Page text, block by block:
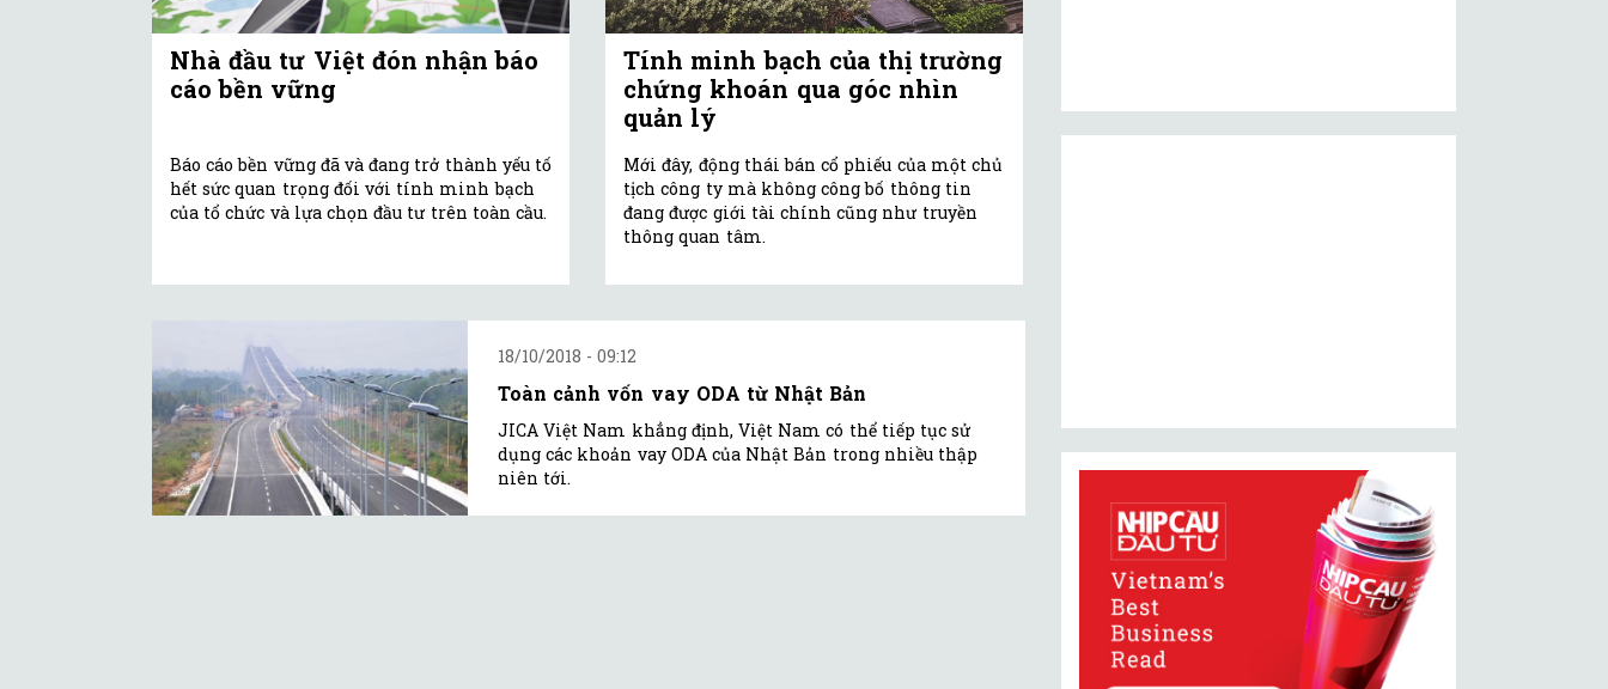
Nhà đầu tư Việt đón nhận báo
cáo bền vững
Báo cáo bền vững đã và đang trở thành yếu tố
hết sức quan trọng đối với tính minh bạch
của tổ chức và lựa chọn đầu tư trên toàn cầu.
Tính minh bạch của thị trường
chứng khoán qua góc nhìn
quản lý
Mới đây, động thái bán cổ phiếu của một chủ
tịch công ty mà không công bố thông tin
đang được giới tài chính cũng như truyền
thông quan tâm.
18/10/2018 - 09:12
Toàn cảnh vốn vay ODA từ Nhật Bản
JICA Việt Nam khẳng định, Việt Nam có thể tiếp tục sử
dụng các khoản vay ODA của Nhật Bản trong nhiều thập
niên tới.